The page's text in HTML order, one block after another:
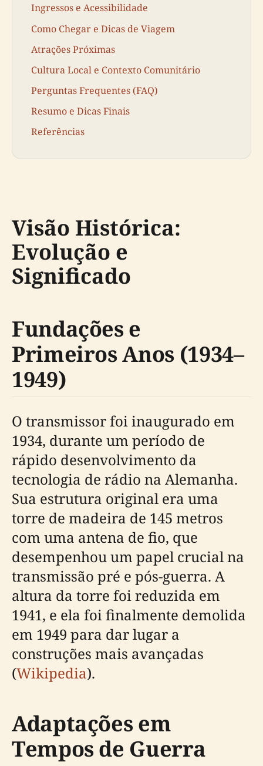
Ingressos e Acessibilidade
Como Chegar e Dicas de Viagem
Atrações Próximas
Cultura Local e Contexto Comunitário
Perguntas Frequentes (FAQ)
Resumo e Dicas Finais
Referências
Visão Histórica:
Evolução e
Significado
Fundações e
Primeiros Anos (1934–
1949)
O transmissor foi inaugurado em
1934, durante um período de
rápido desenvolvimento da
tecnologia de rádio na Alemanha.
Sua estrutura original era uma
torre de madeira de 145 metros
com uma antena de fio, que
desempenhou um papel crucial na
transmissão pré e pós-guerra. A
altura da torre foi reduzida em
1941, e ela foi finalmente demolida
em 1949 para dar lugar a
construções mais avançadas
(Wikipedia).
Adaptações em
Tempos de Guerra